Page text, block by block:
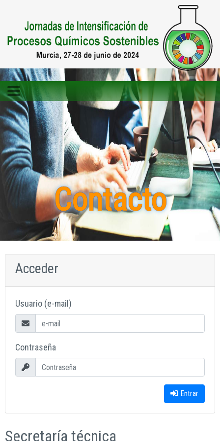
Contacto
Acceder
Usuario (e-mail)
Contraseña
Entrar
Secretaría técnica